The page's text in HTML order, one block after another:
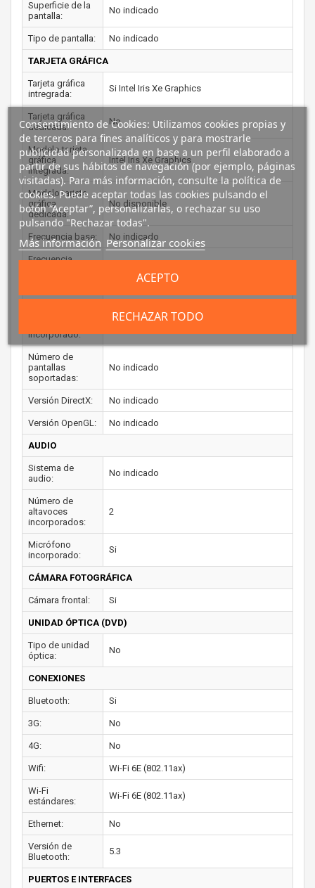
Superficie de la
pantalla:
No indicado
Tipo de pantalla: No indicado
TARJETA GRÁFICA
Tarjeta gráfica
intregrada:
Si Intel Iris Xe Graphics
Tarjeta gráfica
dedicada:
No
Modelo tarjeta
gráfica
integrada:
Intel Iris Xe Graphics
Modelo tarjeta
gráfica
dedicada:
No disponible
Frecuencia base: No indicado
Frecuencia
incorporado:
No indicado
Número de
pantallas
soportadas:
No indicado
Versión DirectX: No indicado
Versión OpenGL: No indicado
AUDIO
Sistema de
audio:
No indicado
Número de
altavoces
incorporados:
2
Micrófono
incorporado:
Si
CÁMARA FOTOGRÁFICA
Cámara frontal: Si
UNIDAD ÓPTICA (DVD)
Tipo de unidad
óptica:
No
CONEXIONES
Bluetooth: Si
3G: No
4G: No
Wifi: Wi-Fi 6E (802.11ax)
Wi-Fi
estándares:
Wi-Fi 6E (802.11ax)
Ethernet: No
Versión de
Bluetooth:
5.3
PUERTOS E INTERFACES
Consentimiento de Cookies: Utilizamos cookies propias y
de terceros para fines analíticos y para mostrarle
publicidad personalizada en base a un perfil elaborado a
partir de sus hábitos de navegación (por ejemplo, páginas
visitadas). Para más información, consulte la política de
cookies. Puede aceptar todas las cookies pulsando el
botón “Aceptar”, personalizarlas, o rechazar su uso
pulsando "Rechazar todas".
Más información Personalizar cookies
RECHAZAR TODO
ACEPTO